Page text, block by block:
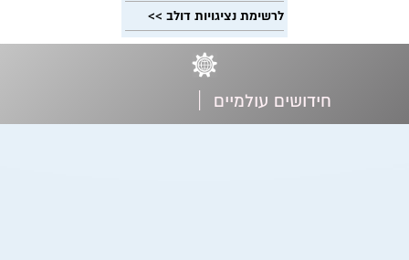
חידושים עולמיים |
לרשימת נציגויות דולב >>